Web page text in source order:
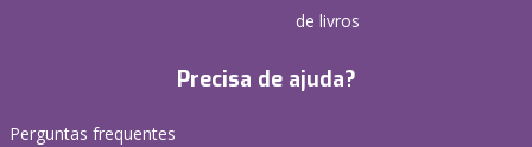
de livros
Precisa de ajuda?
Perguntas frequentes